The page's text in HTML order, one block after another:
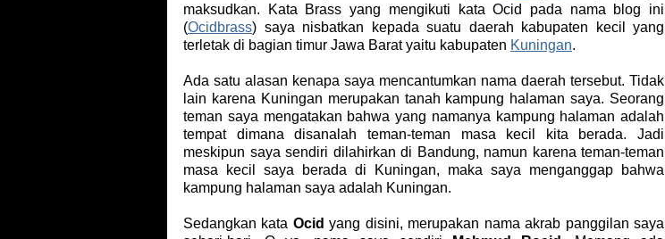
maksudkan. Kata Brass yang mengikuti kata Ocid pada nama blog ini
(Ocidbrass) saya nisbatkan kepada suatu daerah kabupaten kecil yang
terletak di bagian timur Jawa Barat yaitu kabupaten Kuningan.
Ada satu alasan kenapa saya mencantumkan nama daerah tersebut. Tidak
lain karena Kuningan merupakan tanah kampung halaman saya. Seorang
teman saya mengatakan bahwa yang namanya kampung halaman adalah
tempat dimana disanalah teman-teman masa kecil kita berada. Jadi
meskipun saya sendiri dilahirkan di Bandung, namun karena teman-teman
masa kecil saya berada di Kuningan, maka saya menganggap bahwa
kampung halaman saya adalah Kuningan.
Sedangkan kata Ocid yang disini, merupakan nama akrab panggilan saya